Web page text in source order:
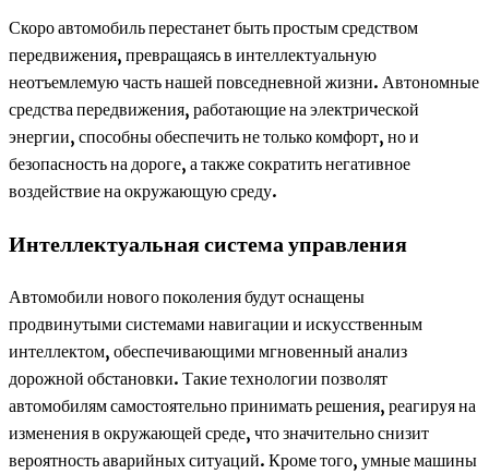
Скоро автомобиль перестанет быть простым средством
передвижения, превращаясь в интеллектуальную
неотъемлемую часть нашей повседневной жизни. Автономные
средства передвижения, работающие на электрической
энергии, способны обеспечить не только комфорт, но и
безопасность на дороге, а также сократить негативное
воздействие на окружающую среду.
Интеллектуальная система управления
Автомобили нового поколения будут оснащены
продвинутыми системами навигации и искусственным
интеллектом, обеспечивающими мгновенный анализ
дорожной обстановки. Такие технологии позволят
автомобилям самостоятельно принимать решения, реагируя на
изменения в окружающей среде, что значительно снизит
вероятность аварийных ситуаций. Кроме того, умные машины